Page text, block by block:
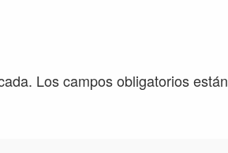
Los campos obligatorios están